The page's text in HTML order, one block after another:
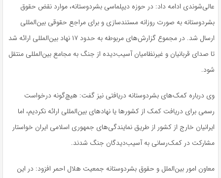
عالی‌شوندی ادامه داد: در حوزه دیپلماسی بشردوستانه، موارد نقض حقوق
بشردوستانه به صورت روزانه مستندسازی و برای مراجع حقوقی بین‌المللی
ارسال شد. در مجموع گزارش‌های مربوطه به حدود ۱۷ نهاد بین‌المللی ارائه شد
تا صدای قربانیان و غیرنظامیان آسیب‌دیده از جنگ به مجامع بین‌المللی منتقل
شود.
وی درباره کمک‌های بشردوستانه دریافتی نیز گفت: هیچ‌گونه درخواست
رسمی برای دریافت کمک از کشورها یا نهادهای بین‌المللی ارائه نکردیم، اما
ایرانیان خارج از کشور از طریق نمایندگی‌های جمهوری اسلامی ایران خواستار
مشارکت در کمک‌رسانی به آسیب‌دیدگان جنگ شدند.
معاون امور بین‌الملل و حقوق بشردوستانه جمعیت هلال احمر افزود: در این